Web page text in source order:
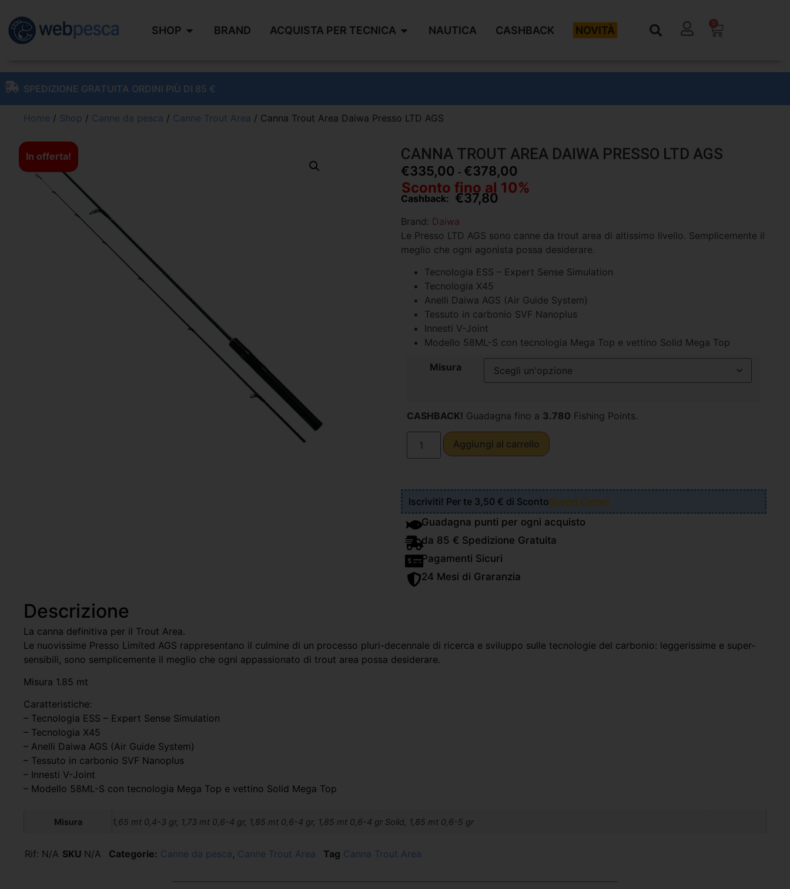
SHOP BRAND ACQUISTA PER TECNICA NAUTICA CASHBACK NOVITÀ
0
SPEDIZIONE GRATUITA ORDINI PIÙ DI 85 €
Home / Shop / Canne da pesca / Canne Trout Area / Canna Trout Area Daiwa Presso LTD AGS
In offerta! CANNA TROUT AREA DAIWA PRESSO LTD AGS
€335,00 - €378,00
Sconto fino al 10%
Cashback: €37,80
Brand: Daiwa
Le Presso LTD AGS sono canne da trout area di altissimo livello. Semplicemente il
meglio che ogni agonista possa desiderare.
Tecnologia ESS – Expert Sense Simulation
Tecnologia X45
Anelli Daiwa AGS (Air Guide System)
Tessuto in carbonio SVF Nanoplus
Innesti V-Joint
Modello 58ML-S con tecnologia Mega Top e vettino Solid Mega Top
Misura
CASHBACK! Guadagna fino a 3.780 Fishing Points.
Aggiungi al carrello
Iscriviti! Per te 3,50 € di ScontoScopri Come!
Guadagna punti per ogni acquisto
da 85 € Spedizione Gratuita
Pagamenti Sicuri
24 Mesi di Graranzia
Descrizione
La canna definitiva per il Trout Area.
Le nuovissime Presso Limited AGS rappresentano il culmine di un processo pluri-decennale di ricerca e sviluppo sulle tecnologie del carbonio: leggerissime e super-
sensibili, sono semplicemente il meglio che ogni appassionato di trout area possa desiderare.
Misura 1.85 mt
Caratteristiche:
– Tecnologia ESS – Expert Sense Simulation
– Tecnologia X45
– Anelli Daiwa AGS (Air Guide System)
– Tessuto in carbonio SVF Nanoplus
– Innesti V-Joint
– Modello 58ML-S con tecnologia Mega Top e vettino Solid Mega Top
Misura 1,65 mt 0,4-3 gr, 1,73 mt 0,6-4 gr, 1,85 mt 0,6-4 gr, 1,85 mt 0,6-4 gr Solid, 1,85 mt 0,6-5 gr
Rif: N/A SKU N/A Categorie: Canne da pesca, Canne Trout Area Tag Canna Trout Area